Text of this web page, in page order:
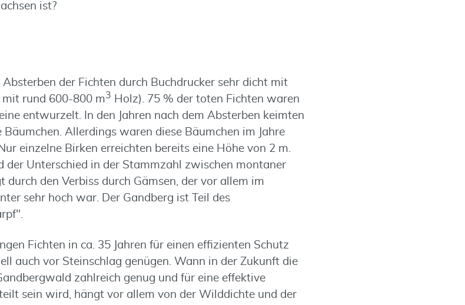
ist?
der Fichten durch Buchdrucker sehr dicht mit
mit rund 600-800 m3 Holz). 75 % der toten Fichten waren
entwurzelt. In den Jahren nach dem Absterben keimten
Allerdings waren diese Bäumchen im Jahre
einzelne Birken erreichten bereits eine Höhe von 2 m.
der Unterschied in der Stammzahl zwischen montaner
den Verbiss durch Gämsen, der vor allem im
sehr hoch war. Der Gandberg ist Teil des
Fichten in ca. 35 Jahren für einen effizienten Schutz
auch vor Steinschlag genügen. Wann in der Zukunft die
zahlreich genug und für eine effektive
sein wird, hängt vor allem von der Wilddichte und der